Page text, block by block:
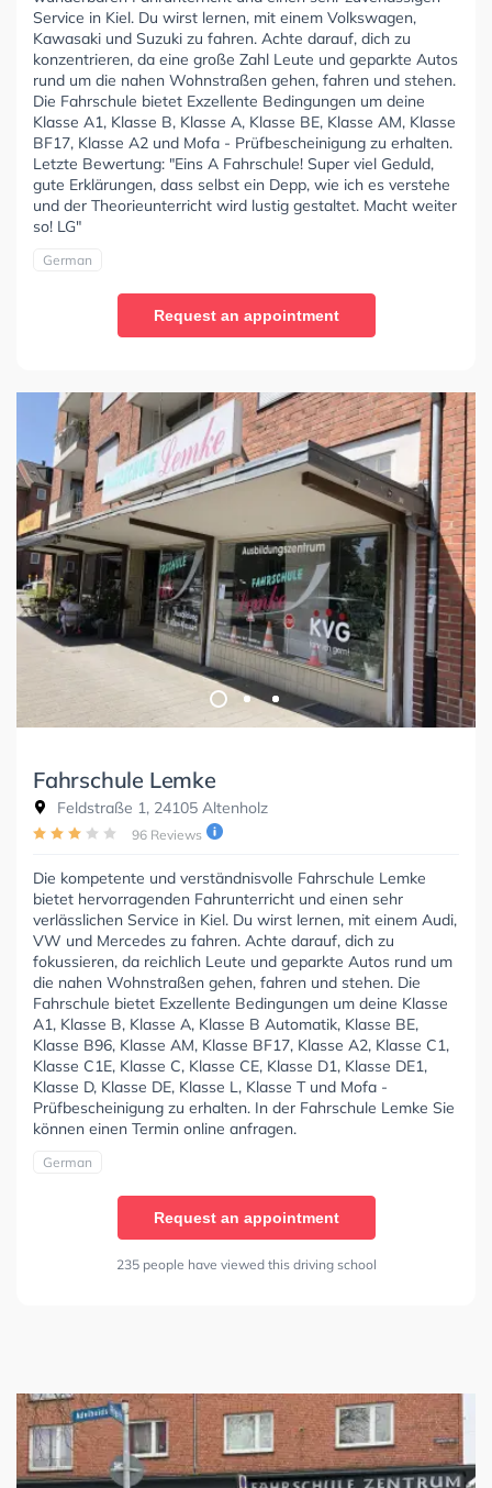
Service in Kiel. Du wirst lernen, mit einem Volkswagen,
Kawasaki und Suzuki zu fahren. Achte darauf, dich zu
konzentrieren, da eine große Zahl Leute und geparkte Autos
rund um die nahen Wohnstraßen gehen, fahren und stehen.
Die Fahrschule bietet Exzellente Bedingungen um deine
Klasse A1, Klasse B, Klasse A, Klasse BE, Klasse AM, Klasse
BF17, Klasse A2 und Mofa - Prüfbescheinigung zu erhalten.
Letzte Bewertung: "Eins A Fahrschule! Super viel Geduld,
gute Erklärungen, dass selbst ein Depp, wie ich es verstehe
und der Theorieunterricht wird lustig gestaltet. Macht weiter
so! LG"
German
Request an appointment
Fahrschule Lemke
Feldstraße 1, 24105 Altenholz
96 Reviews
Die kompetente und verständnisvolle Fahrschule Lemke
bietet hervorragenden Fahrunterricht und einen sehr
verlässlichen Service in Kiel. Du wirst lernen, mit einem Audi,
VW und Mercedes zu fahren. Achte darauf, dich zu
fokussieren, da reichlich Leute und geparkte Autos rund um
die nahen Wohnstraßen gehen, fahren und stehen. Die
Fahrschule bietet Exzellente Bedingungen um deine Klasse
A1, Klasse B, Klasse A, Klasse B Automatik, Klasse BE,
Klasse B96, Klasse AM, Klasse BF17, Klasse A2, Klasse C1,
Klasse C1E, Klasse C, Klasse CE, Klasse D1, Klasse DE1,
Klasse D, Klasse DE, Klasse L, Klasse T und Mofa -
Prüfbescheinigung zu erhalten. In der Fahrschule Lemke Sie
können einen Termin online anfragen.
German
Request an appointment
235 people have viewed this driving school